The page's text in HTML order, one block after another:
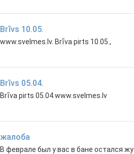
Brīvs 10.05.
www.svelmes.lv. Brīva pirts 10.05.,
Brīvs 05.04.
Brīva pirts 05.04.www.svelmes.lv
жалоба
В феврале был у вас в бане остался